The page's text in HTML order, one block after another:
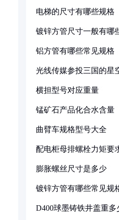
电梯的尺寸有哪些规格
镀锌方管尺寸一般有哪
铝方管有哪些常见规格
光线传媒参投三国的星
横担型号对应重量
锰矿石产品化合水含量
曲臂车规格型号大全
配电柜母排螺栓力矩要
膨胀螺丝尺寸是多少
镀锌方管有哪些常见规
D400球墨铸铁井盖重多